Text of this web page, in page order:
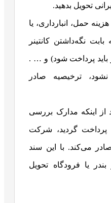
تحویل بدهید.
حمل، انبارداری، یا
نگه‌داشتن کانتینر
باید پرداخت شود) و … .
ترخیصیه صادر
از اینکه مدارک بررسی
پرداخت گردید، شرکت
می‌کند. با این سند
بندر یا فرودگاه تحویل